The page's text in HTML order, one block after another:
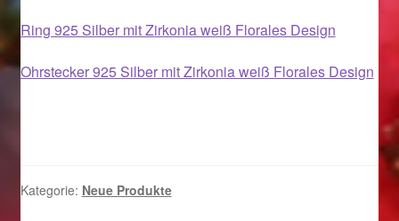
Warenkorb
Ring 925 Silber mit Zirkonia weiß Florales Design
Ohrstecker 925 Silber mit Zirkonia weiß Florales Design
Kategorie: Neue Produkte